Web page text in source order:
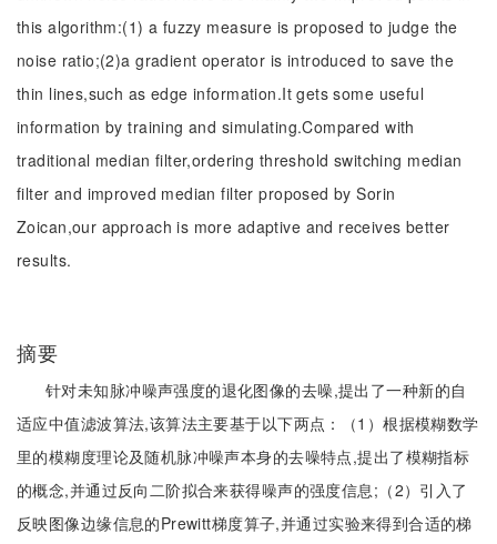
this algorithm:(1) a fuzzy measure is proposed to judge the
noise ratio;(2)a gradient operator is introduced to save the
thin lines,such as edge information.It gets some useful
information by training and simulating.Compared with
traditional median filter,ordering threshold switching median
filter and improved median filter proposed by Sorin
Zoican,our approach is more adaptive and receives better
results.
摘要
针对未知脉冲噪声强度的退化图像的去噪,提出了一种新的自
适应中值滤波算法,该算法主要基于以下两点：（1）根据模糊数学
里的模糊度理论及随机脉冲噪声本身的去噪特点,提出了模糊指标
的概念,并通过反向二阶拟合来获得噪声的强度信息;（2）引入了
反映图像边缘信息的Prewitt梯度算子,并通过实验来得到合适的梯